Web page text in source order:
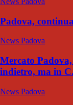
Padova,
News Padova
Mercato
indietro, ma in
News Padova